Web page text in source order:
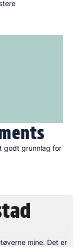
godt grunnlag for
mine. Det er